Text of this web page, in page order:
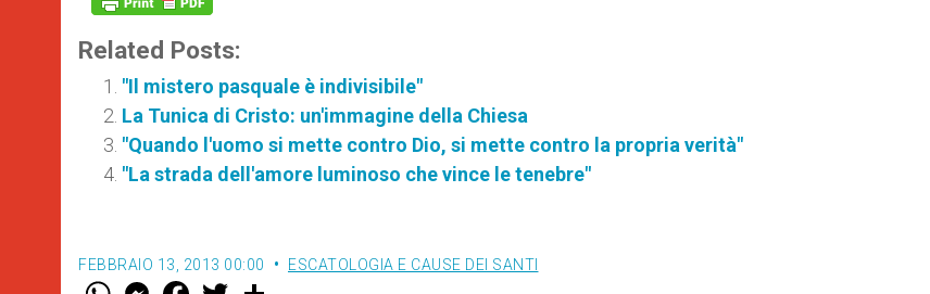
Related Posts:
"Il mistero pasquale è indivisibile"
La Tunica di Cristo: un'immagine della Chiesa
"Quando l'uomo si mette contro Dio, si mette contro la propria verità"
"La strada dell'amore luminoso che vince le tenebre"
FEBBRAIO 13, 2013 00:00 ESCATOLOGIA E CAUSE DEI SANTI
W M F